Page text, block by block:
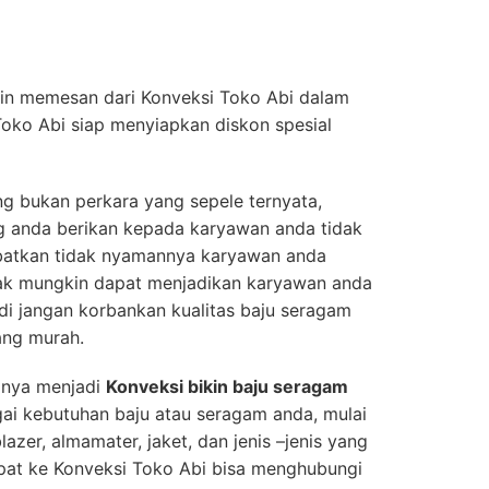
memesan dari Konveksi Toko Abi dalam
Abi siap menyiapkan diskon spesial
bukan perkara yang sepele ternyata,
anda berikan kepada karyawan anda tidak
tidak nyamannya karyawan anda
mungkin dapat menjadikan karyawan anda
jangan korbankan kualitas baju seragam
murah.
menjadi Konveksi bikin baju seragam
kebutuhan baju atau seragam anda, mulai
almamater, jaket, dan jenis –jenis yang
ke Konveksi Toko Abi bisa menghubungi